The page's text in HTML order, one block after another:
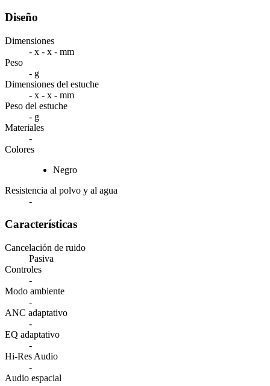
Diseño
Dimensiones
- x - x - mm
Peso
- g
Dimensiones del estuche
- x - x - mm
Peso del estuche
- g
Materiales
-
Colores
Negro
Resistencia al polvo y al agua
-
Características
Cancelación de ruido
Pasiva
Controles
-
Modo ambiente
-
ANC adaptativo
-
EQ adaptativo
-
Hi-Res Audio
-
Audio espacial